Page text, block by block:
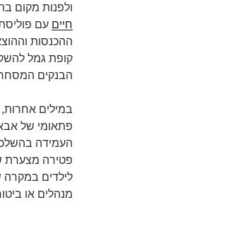
ולפנות מקום
חיים עם
ההכנסות
קופת גמל
הבנקים
במילים
פתאומי של אבא
העמידה
פטירה מצערת
לילדים במקרה
מנהלים או